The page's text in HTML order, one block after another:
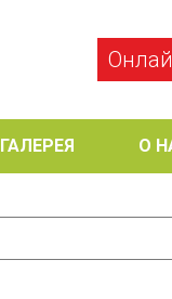
ГАЛЕРЕЯ О